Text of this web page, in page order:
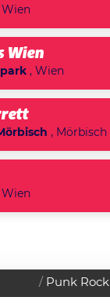
Wien
Wien
, Wien
, Mörbisch
Wien
Punk Rock